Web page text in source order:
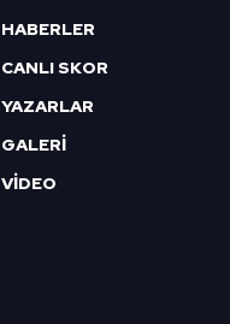
HABERLER
CANLI SKOR
YAZARLAR
GALERİ
VİDEO